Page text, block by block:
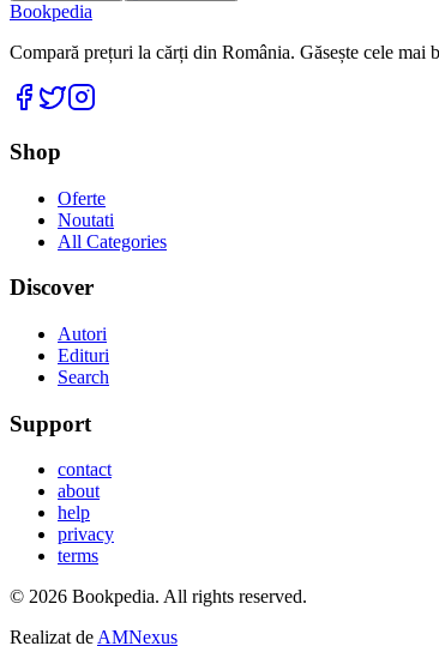
Bookpedia
Compară prețuri la cărți din România. Găsește cele
Facebook
Twitter
Shop
Oferte
Noutati
All Categories
Discover
Autori
Edituri
Search
Support
contact
about
help
privacy
terms
© 2026 Bookpedia. All rights reserved.
Realizat deAMNexus